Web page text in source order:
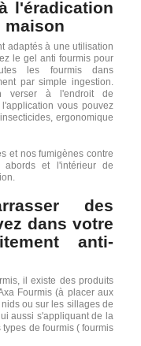
l'éradication
maison
adaptés à une utilisation
le gel anti fourmis pour
les fourmis dans
par simple ingestion.
verser à l'endroit de
vous pouvez
ergonomique
et nos fumigènes contre
abords et l'intérieur de
des
dans votre
anti-
il existe des produits
Fourmis (à placer aux
ou sur les sillages de
aussi s'appliquant de la
de fourmis ( fourmis